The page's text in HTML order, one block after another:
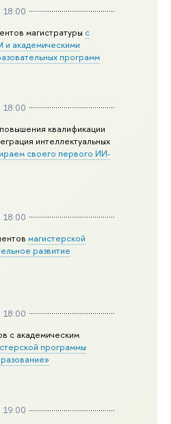
18:00
магистратуры с
академическими
программ
18:00
квалификации
интеллектуальных
своего первого ИИ-
18:00
магистерской
развитие
18:00
с академическим
программы
19:00